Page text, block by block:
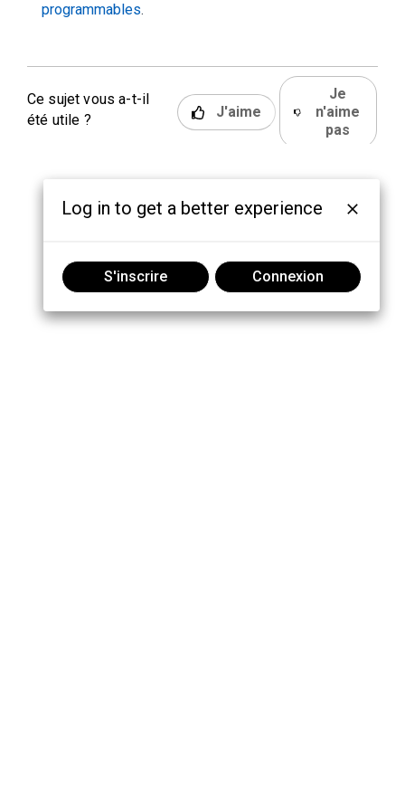
programmables.
Ce sujet vous a-t-il
été utile ?
J'aime
Je
n'aime
pas
Log in to get a better experience
S'inscrire Connexion